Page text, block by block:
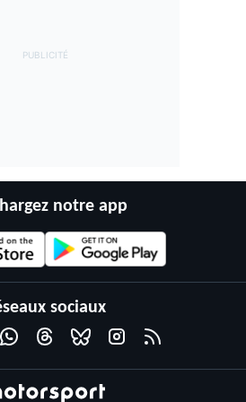
notre app
sociaux